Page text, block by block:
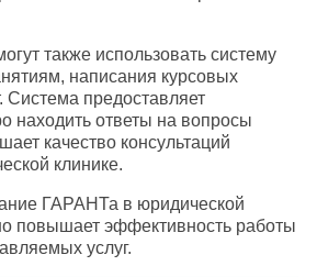
также использовать систему
, написания курсовых
Система предоставляет
находить ответы на вопросы
качество консультаций
клинике.
ГАРАНТа в юридической
повышает эффективность работы
услуг.